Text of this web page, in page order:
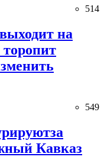
514
на
549
Кавказ